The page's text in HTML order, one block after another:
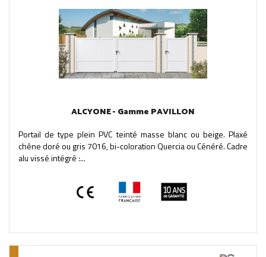
ALCYONE - Gamme PAVILLON
Portail de type plein PVC teinté masse blanc ou beige. Plaxé
chêne doré ou gris 7016, bi-coloration Quercia ou Cénéré. Cadre
alu vissé intégré :...